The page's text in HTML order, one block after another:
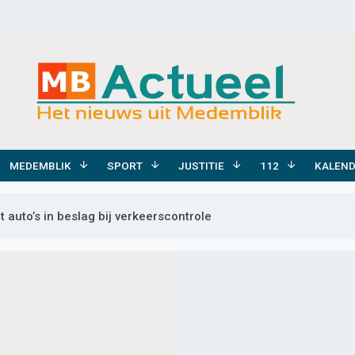
MEDEMBLIK SPORT JUSTITIE 112
auto’s in beslag bij verkeerscontrole